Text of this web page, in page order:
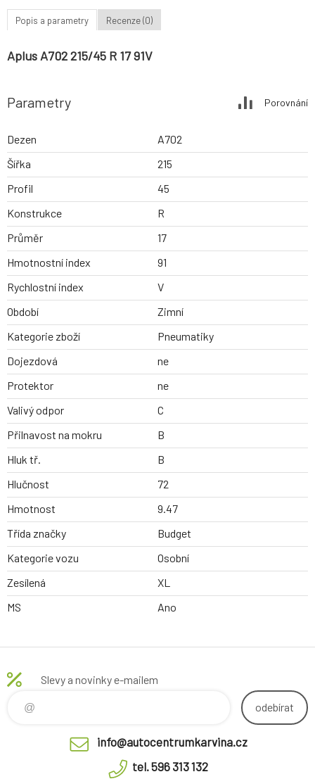
Popis a parametry Recenze (0)
Aplus A702 215/45 R 17 91V
Parametry Porovnání
Dezen
A702
Šířka
215
Profil
45
Konstrukce
R
Průměr
17
Hmotnostní index
91
Rychlostní index
V
Období
Zimní
Kategorie zboží
Pneumatiky
Dojezdová
ne
Protektor
ne
Valivý odpor
C
Přilnavost na mokru
B
Hluk tř.
B
Hlučnost
72
Hmotnost
9.47
Třída značky
Budget
Kategorie vozu
Osobní
Zesílená
XL
MS
Ano
Slevy a novinky e-mailem
odebírat
info@autocentrumkarvina.cz
tel. 596 313 132